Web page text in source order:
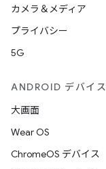
カメラ＆メディア
プライバシー
5G
ANDROID デバイス
大画面
Wear OS
ChromeOS デバイス